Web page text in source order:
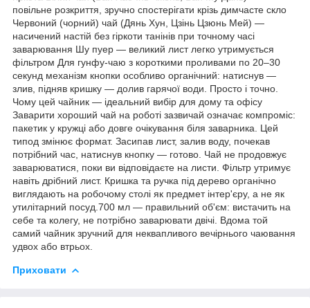
повільне розкриття, зручно спостерігати крізь димчасте скло
Червоний (чорний) чай (Дянь Хун, Цзінь Цзюнь Мей) —
насичений настій без гіркоти танінів при точному часі
заварювання Шу пуер — великий лист легко утримується
фільтром Для гунфу-чаю з короткими проливами по 20–30
секунд механізм кнопки особливо органічний: натиснув —
злив, підняв кришку — долив гарячої води. Просто і точно.
Чому цей чайник — ідеальний вибір для дому та офісу
Заварити хороший чай на роботі зазвичай означає компроміс:
пакетик у кружці або довге очікування біля заварника. Цей
типод змінює формат. Засипав лист, залив воду, почекав
потрібний час, натиснув кнопку — готово. Чай не продовжує
заварюватися, поки ви відповідаєте на листи. Фільтр утримує
навіть дрібний лист. Кришка та ручка під дерево органічно
виглядають на робочому столі як предмет інтер'єру, а не як
утилітарний посуд.700 мл — правильний об'єм: вистачить на
себе та колегу, не потрібно заварювати двічі. Вдома той
самий чайник зручний для неквапливого вечірнього чаювання
удвох або втрьох.
Приховати